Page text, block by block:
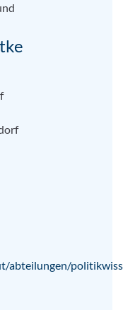
abteilungen/